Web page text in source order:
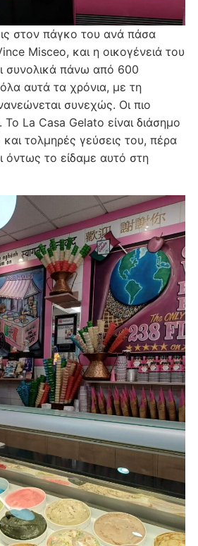
στον πάγκο του ανά πάσα
Misceo, και η οικογένειά του
συνολικά πάνω από 600
αυτά τα χρόνια, με τη
συνεχώς. Οι πιο
Το La Casa Gelato είναι διάσημο
και τολμηρές γεύσεις του, πέρα
όντως το είδαμε αυτό στη